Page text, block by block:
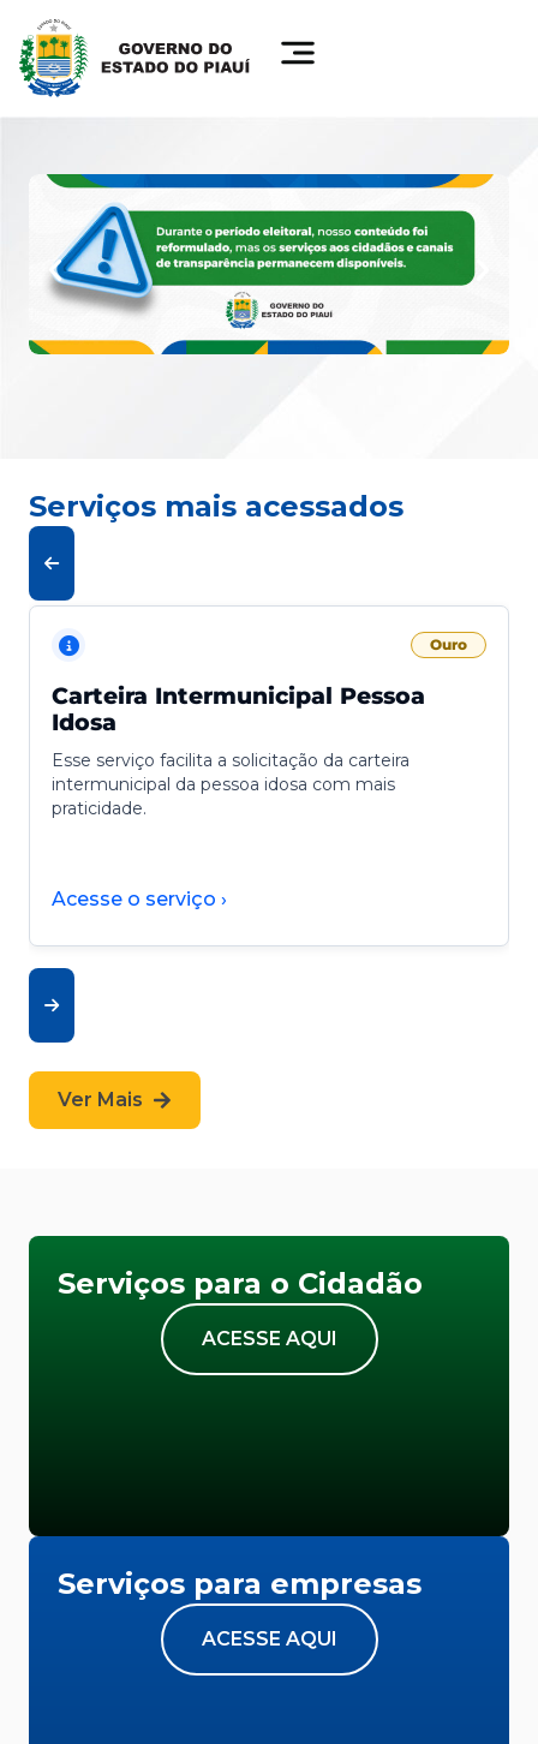
Serviços mais acessados
Ouro
Carteira Intermunicipal Pessoa
Idosa
Esse serviço facilita a solicitação da carteira
intermunicipal da pessoa idosa com mais
praticidade.
Acesse o serviço ›
Ver Mais
Serviços para o Cidadão
ACESSE AQUI
Serviços para empresas
ACESSE AQUI